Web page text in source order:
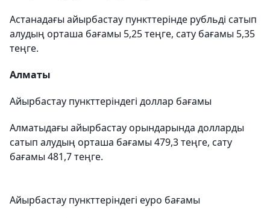
Астанадағы айырбастау пункттерінде рубльді сатып
алудың орташа бағамы 5,25 теңге, сату бағамы 5,35
теңге.
Алматы
Айырбастау пункттеріндегі доллар бағамы
Алматыдағы айырбастау орындарында долларды
сатып алудың орташа бағамы 479,3 теңге, сату
бағамы 481,7 теңге.
Айырбастау пункттеріндегі еуро бағамы